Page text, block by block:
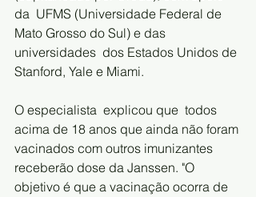
da  UFMS (Universidade Federal de
Mato Grosso do Sul) e das
universidades  dos Estados Unidos de
Stanford, Yale e Miami.
O especialista  explicou que  todos
acima de 18 anos que ainda não foram
vacinados com outros imunizantes
receberão dose da Janssen. "O
objetivo é que a vacinação ocorra de